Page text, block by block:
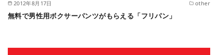
2012年8月17日 other
無料で男性用ボクサーパンツがもらえる「フリパン」